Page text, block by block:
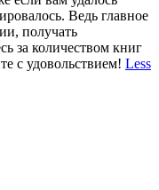
Ведь главное
получать
за количеством книг
с удовольствием! Less